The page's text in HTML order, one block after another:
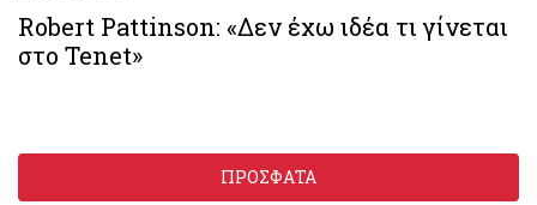
Robert Pattinson: «Δεν έχω ιδέα τι γίνεται
στο Tenet»
ΠΡΟΣΦΑΤΑ